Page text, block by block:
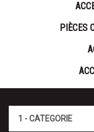
PIÈCES